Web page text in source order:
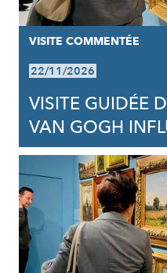
VISITE COMMENTÉE
22/11/2026
VISITE GUIDÉE
VAN GOGH